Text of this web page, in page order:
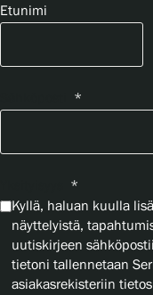
Etunimi
*
*
Kyllä, haluan kuulla
näyttelyistä,
uutiskirjeen
tietoni tallennetaan
asiakasrekisteriin